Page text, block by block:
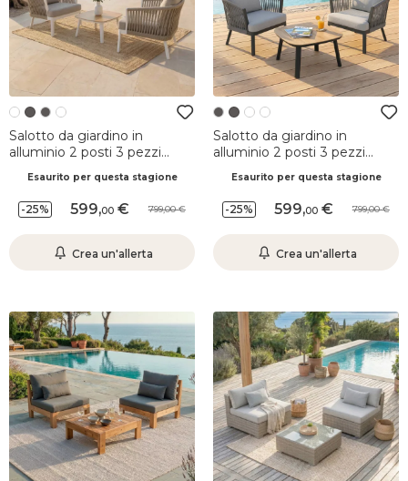
Salotto da giardino in
alluminio 2 posti 3 pezzi
Esaurito per questa stagione
-25% 599,00 799,00
Crea un'allerta
Salotto da giardino in
alluminio 2 posti 3 pezzi
grigio chiaro
Esaurito per questa stagione
-25% 599,00 799,00
Crea un'allerta